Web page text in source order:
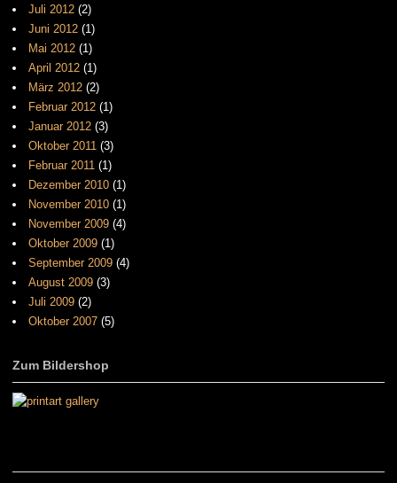
Juli 2012 (2)
Juni 2012 (1)
Mai 2012 (1)
April 2012 (1)
März 2012 (2)
Februar 2012 (1)
Januar 2012 (3)
Oktober 2011 (3)
Februar 2011 (1)
Dezember 2010 (1)
November 2010 (1)
November 2009 (4)
Oktober 2009 (1)
September 2009 (4)
August 2009 (3)
Juli 2009 (2)
Oktober 2007 (5)
Zum Bildershop